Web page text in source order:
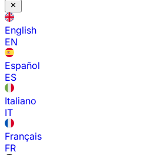
English
EN
Español
ES
Italiano
IT
Français
FR